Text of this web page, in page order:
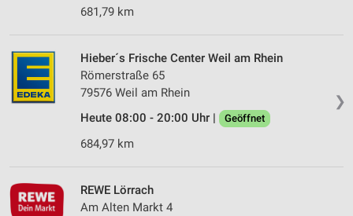
681,79 km
❯
Hieber´s Frische Center Weil am Rhein
Römerstraße 65
79576 Weil am Rhein
Heute 08:00 - 20:00 Uhr |
Geöffnet
684,97 km
REWE Lörrach
Am Alten Markt 4